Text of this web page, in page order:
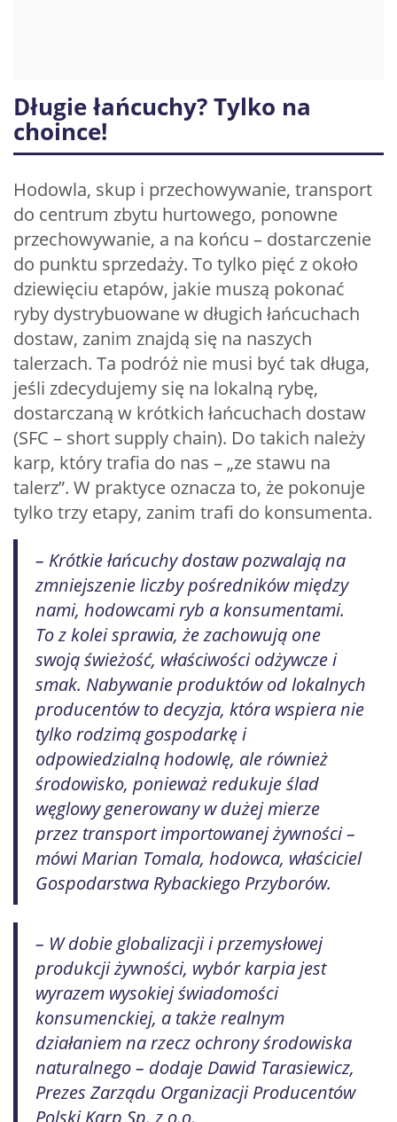
Długie łańcuchy? Tylko na
choince!
Hodowla, skup i przechowywanie, transport
do centrum zbytu hurtowego, ponowne
przechowywanie, a na końcu – dostarczenie
do punktu sprzedaży. To tylko pięć z około
dziewięciu etapów, jakie muszą pokonać
ryby dystrybuowane w długich łańcuchach
dostaw, zanim znajdą się na naszych
talerzach. Ta podróż nie musi być tak długa,
jeśli zdecydujemy się na lokalną rybę,
dostarczaną w krótkich łańcuchach dostaw
(SFC – short supply chain). Do takich należy
karp, który trafia do nas – „ze stawu na
talerz”. W praktyce oznacza to, że pokonuje
tylko trzy etapy, zanim trafi do konsumenta.
– Krótkie łańcuchy dostaw pozwalają na
zmniejszenie liczby pośredników między
nami, hodowcami ryb a konsumentami.
To z kolei sprawia, że zachowują one
swoją świeżość, właściwości odżywcze i
smak. Nabywanie produktów od lokalnych
producentów to decyzja, która wspiera nie
tylko rodzimą gospodarkę i
odpowiedzialną hodowlę, ale również
środowisko, ponieważ redukuje ślad
węglowy generowany w dużej mierze
przez transport importowanej żywności –
mówi Marian Tomala, hodowca, właściciel
Gospodarstwa Rybackiego Przyborów.
– W dobie globalizacji i przemysłowej
produkcji żywności, wybór karpia jest
wyrazem wysokiej świadomości
konsumenckiej, a także realnym
działaniem na rzecz ochrony środowiska
naturalnego – dodaje Dawid Tarasiewicz,
Prezes Zarządu Organizacji Producentów